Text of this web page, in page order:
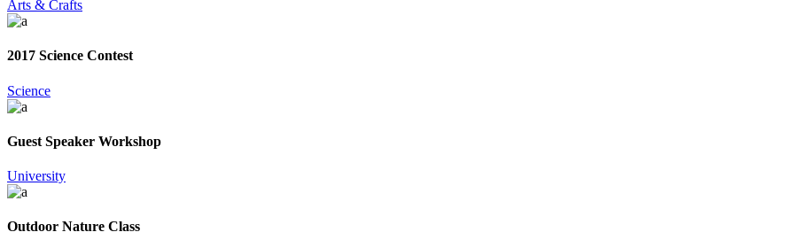
Arts & Crafts
2017 Science Contest
Science
Guest Speaker Workshop
University
Outdoor Nature Class